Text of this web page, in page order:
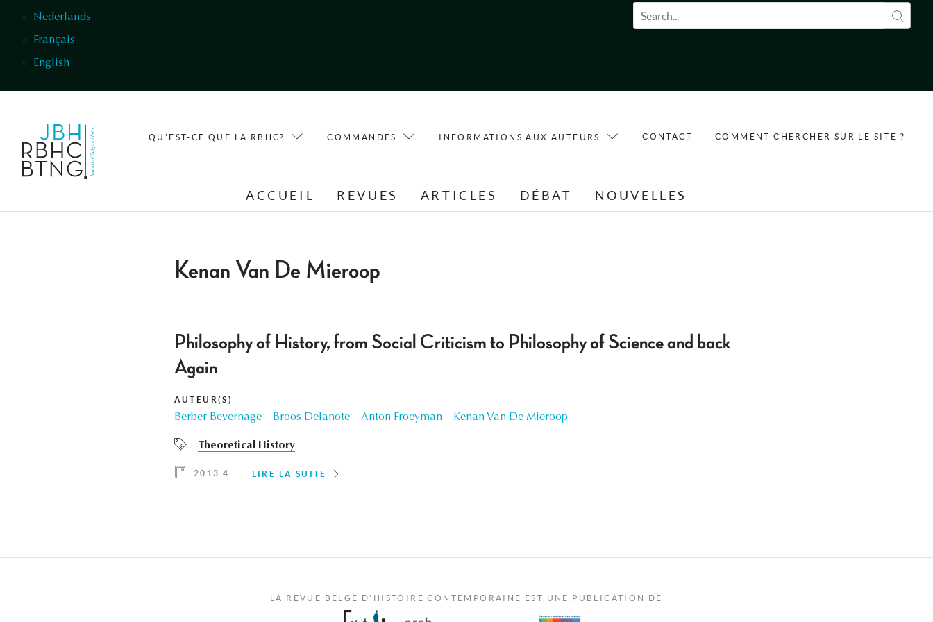
Nederlands
Français
English
Formulaire de recherche
QU'EST-CE QUE LA RBHC? COMMANDES INFORMATIONS AUX AUTEURS CONTACT COMMENT CHERCHER SUR LE SITE ?
ACCUEIL REVUES ARTICLES DÉBAT NOUVELLES
Kenan Van De Mieroop
Philosophy of History, from Social Criticism to Philosophy of Science and back
Again
AUTEUR(S)
Berber Bevernage Broos Delanote Anton Froeyman Kenan Van De Mieroop
Theoretical History
2013 4 LIRE LA SUITE
LA REVUE BELGE D'HISTOIRE CONTEMPORAINE EST UNE PUBLICATION DE